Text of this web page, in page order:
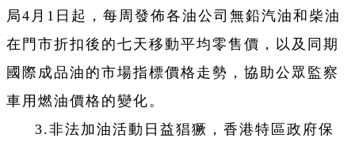
局4月1日起，每周發佈各油公司無鉛汽油和柴油
在門市折扣後的七天移動平均零售價，以及同期
國際成品油的市場指標價格走勢，協助公眾監察
車用燃油價格的變化。
3.非法加油活動日益猖獗，香港特區政府保